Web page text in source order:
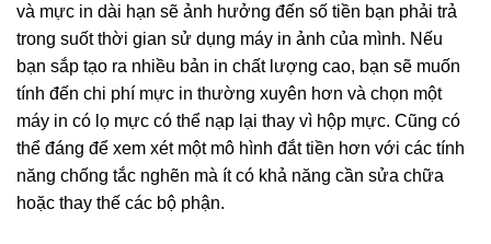
và mực in dài hạn sẽ ảnh hưởng đến số tiền bạn phải trả
trong suốt thời gian sử dụng máy in ảnh của mình. Nếu
bạn sắp tạo ra nhiều bản in chất lượng cao, bạn sẽ muốn
tính đến chi phí mực in thường xuyên hơn và chọn một
máy in có lọ mực có thể nạp lại thay vì hộp mực. Cũng có
thể đáng để xem xét một mô hình đắt tiền hơn với các tính
năng chống tắc nghẽn mà ít có khả năng cần sửa chữa
hoặc thay thế các bộ phận.